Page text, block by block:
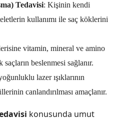
Tedavisi: Kişinin kendi
kullanımı ile saç köklerini
vitamin, mineral ve amino
beslenmesi sağlanır.
lazer ışıklarının
canlandırılması amaçlanır.
konusunda umut